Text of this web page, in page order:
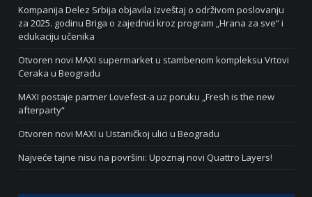
Kompanija Delez Srbija objavila Izveštaj o održivom poslovanju
za 2025. godinu Briga o zajednici kroz program „Hrana za sve“ i
edukaciju učenika
Otvoren novi MAXI supermarket u stambenom kompleksu Vrtovi
Ceraka u Beogradu
MAXI postaje partner Lovefest-a uz poruku „Fresh is the new
afterparty“
Otvoren novi MAXI u Ustaničkoj ulici u Beogradu
Najveće tajne nisu na površini: Upoznaj novi Quattro Layers!